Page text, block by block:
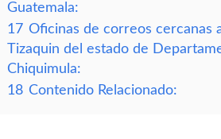
Guatemala:
17 Oficinas de correos cercanas
Tizaquin del estado de
Chiquimula:
18 Contenido Relacionado: